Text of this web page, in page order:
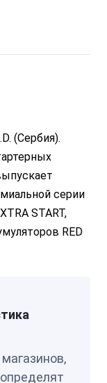
(Сербия).
серии
START,
RED